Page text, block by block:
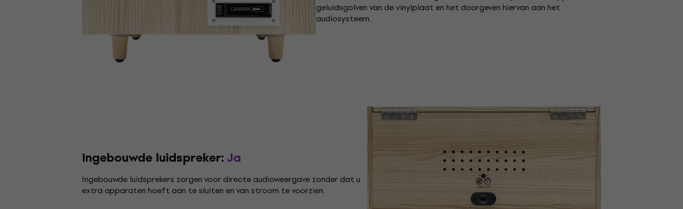
geluidsgolven van de vinylplaat en het doorgeven hiervan aan het
audiosysteem.
Ingebouwde luidspreker:Ja
Ingebouwde luidsprekers zorgen voor directe audioweergave zonder dat u
extra apparaten hoeft aan te sluiten en van stroom te voorzien.